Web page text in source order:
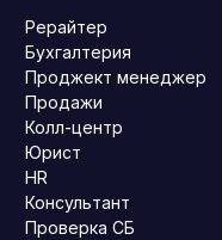
Рерайтер
Бухгалтерия
Проджект менеджер
Продажи
Колл-центр
Юрист
HR
Консультант
Проверка СБ